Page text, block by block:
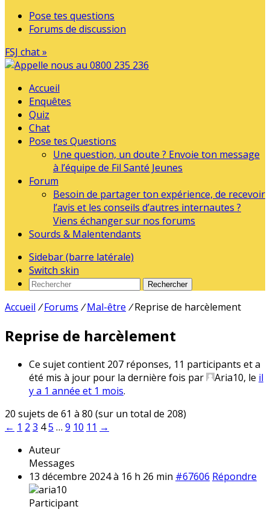
Pose tes questions
Forums de discussion
FSJ chat »
Accueil
Enquêtes
Quiz
Chat
Pose tes Questions
Une question, un doute ? Envoie ton message
à l’équipe de Fil Santé Jeunes
Forum
Besoin de partager ton expérience, de recevoir
l’avis et les conseils d’autres internautes ?
Viens échanger sur nos forums
Sourds & Malentendants
Sidebar (barre latérale)
Switch skin
Rechercher
Accueil / Forums / Mal-être / Reprise de harcèlement
Reprise de harcèlement
Ce sujet contient 207 réponses, 11 participants et a
été mis à jour pour la dernière fois par
Aria10, le il
y a 1 année et 1 mois.
20 sujets de 61 à 80 (sur un total de 208)
← 1 2 3 45 … 9 10 11 →
Auteur
Messages
13 décembre 2024 à 16 h 26 min #67606 Répondre
aria10
Participant